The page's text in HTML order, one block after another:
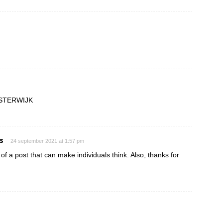
24 september 2021 at 1:57 pm
a post that can make individuals think. Also, thanks for